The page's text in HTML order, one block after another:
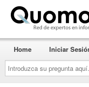
Introduzca
su
pregunta
aquí...
Home Iniciar